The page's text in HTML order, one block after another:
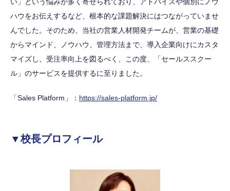
ハウをお伝えするなど、根本的な課題解決にはつながっていませ
んでした。そのため、当社の営業人材開発チームが、営業の基礎
からマインド、ノウハウ、管理方法まで、導入企業向けにカスタ
マイズし、受注率向上を図るべく、この度、「セールススクー
ル」のサービスを提供するに至りました。
「Sales Platform」： https://sales-platform.jp/
▼校長プロフィール